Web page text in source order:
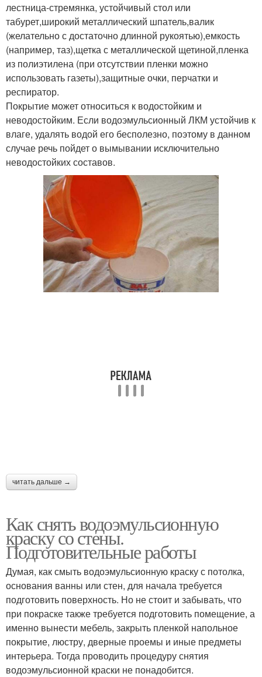
лестница-стремянка, устойчивый стол или
табурет,широкий металлический шпатель,валик
(желательно с достаточно длинной рукоятью),емкость
(например, таз),щетка с металлической щетиной,пленка
из полиэтилена (при отсутствии пленки можно
использовать газеты),защитные очки, перчатки и
респиратор.
Покрытие может относиться к водостойким и
неводостойким. Если водоэмульсионный ЛКМ устойчив к
влаге, удалять водой его бесполезно, поэтому в данном
случае речь пойдет о вымывании исключительно
неводостойких составов.
читать дальше →
Как снять водоэмульсионную
краску со стены.
Подготовительные работы
Думая, как смыть водоэмульсионную краску с потолка,
основания ванны или стен, для начала требуется
подготовить поверхность. Но не стоит и забывать, что
при покраске также требуется подготовить помещение, а
именно вынести мебель, закрыть пленкой напольное
покрытие, люстру, дверные проемы и иные предметы
интерьера. Тогда проводить процедуру снятия
водоэмульсионной краски не понадобится.